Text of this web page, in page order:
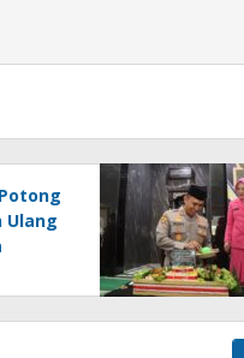
Ulang